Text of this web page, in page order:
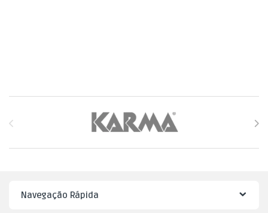
Brands Carousel
Navegação Rápida